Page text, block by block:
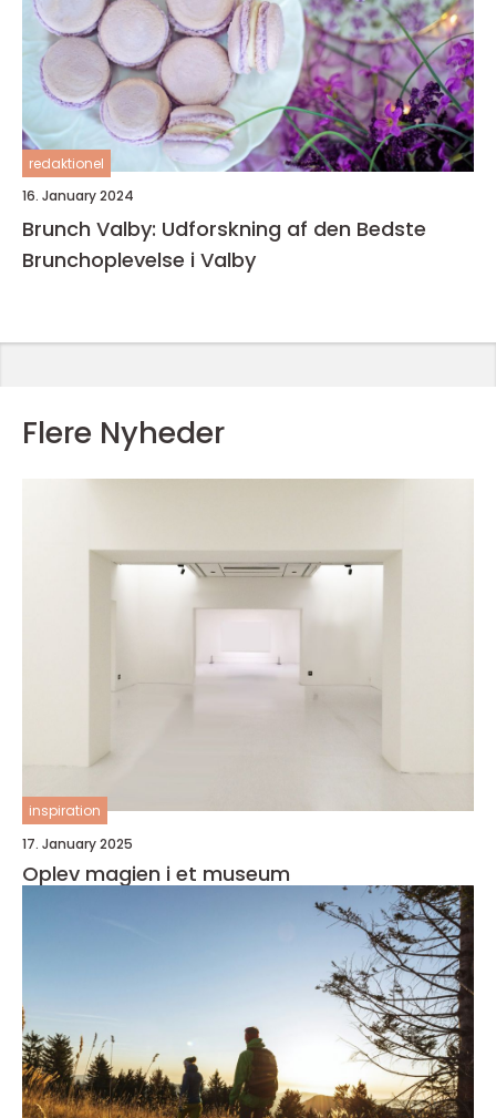
redaktionel
16. January 2024
Brunch Valby: Udforskning af den Bedste
Brunchoplevelse i Valby
Flere Nyheder
inspiration
17. January 2025
Oplev magien i et museum